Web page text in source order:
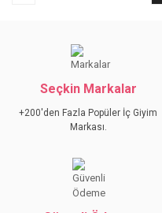
Seçkin Markalar
+200'den Fazla Popüler İç Giyim
Markası.